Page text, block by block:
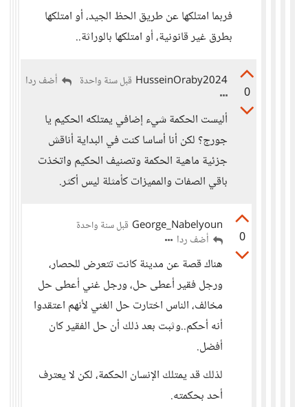
فربما امتلكها عن طريق الحظ الجيد، أو امتلكها
بطرق غير قانونية، أو امتلكها بالوراثة..
0
HusseinOraby2024 قبل سنة واحدة أضف ردا
أليست الحكمة شيء إضافي يمتلكه الحكيم يا
جورج؟ لكن أنا أساسا كنت في البداية أناقش
جزئية ماهية الحكمة وتصنيف الحكيم واتخذت
باقي الصفات والمميزات كأمثلة ليس أكثر.
0
George_Nabelyoun قبل سنة واحدة
أضف ردا
هناك قصة عن مدينة كانت تتعرض للحصار،
ورجل فقير أعطى حل، ورجل غني أعطى حل
مخالف، الناس اختارت حل الغني لأنهم اعتقدوا
أنه أحكم..وثبت بعد ذلك أن حل الفقير كان
أفضل.
لذلك قد يمتلك الإنسان الحكمة، لكن لا يعترف
أحد بحكمته.